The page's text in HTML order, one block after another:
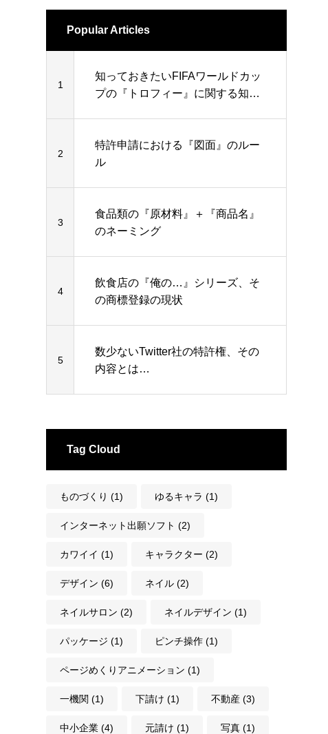
Popular Articles
1
知っておきたいFIFAワールドカッ
プの『トロフィー』に関する知的
2
特許申請における『図面』のルー
ル
3
食品類の『原材料』＋『商品名』
のネーミング
4
飲食店の『俺の…』シリーズ、そ
の商標登録の現状
5
数少ないTwitter社の特許権、その
内容とは…
Tag Cloud
ものづくり (1) ゆるキャラ (1)
インターネット出願ソフト (2)
カワイイ (1) キャラクター (2)
デザイン (6) ネイル (2)
ネイルサロン (2) ネイルデザイン (1)
パッケージ (1) ピンチ操作 (1)
ページめくりアニメーション (1)
一機関 (1) 下請け (1) 不動産 (3)
中小企業 (4) 元請け (1) 写真 (1)